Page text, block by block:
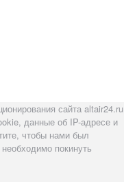
сайта altair24.ru
данные об IP-адресе и
чтобы нами был
покинуть